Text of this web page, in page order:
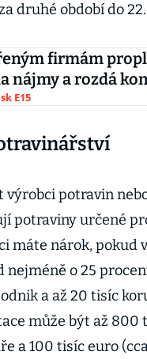
druhé období do 22.
firmám
nájmy a rozdá
E15
výrobci potravin
potraviny určené
máte nárok, pokud
nejméně o 25
a až 20 tisíc
může být až 800
a 100 tisíc euro